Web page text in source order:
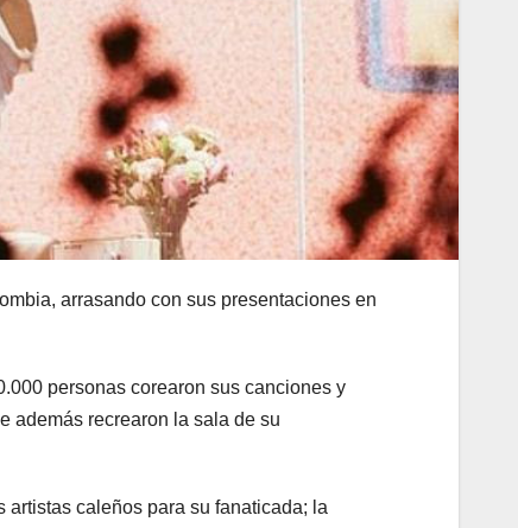
arrasando con sus presentaciones en
personas corearon sus canciones y
además recrearon la sala de su
artistas caleños para su fanaticada; la